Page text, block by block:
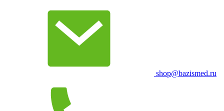
shop@bazismed.ru